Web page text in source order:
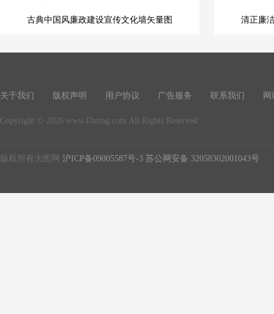
古典中国风廉政建设宣传文化墙矢量图 清正廉
关于我们 版权声明 用户协议 广告服务 联系我们 网
Copyright © 2026 www.Daimg.com All Rights Reserved
版权所有大图网 沪ICP备09005587号-3 苏公网安备 32058302001043号